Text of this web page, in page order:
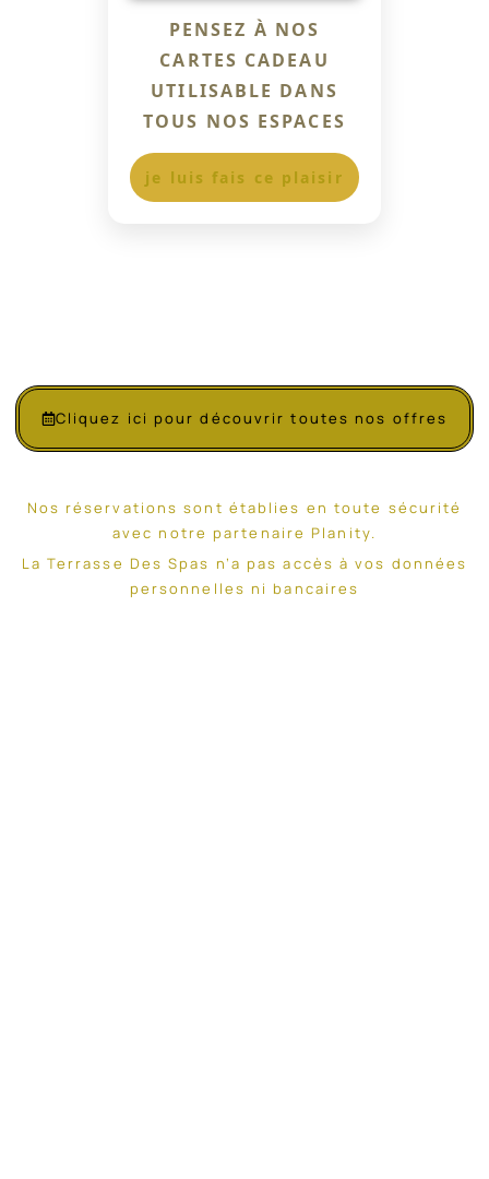
PENSEZ À NOS
CARTES CADEAU
UTILISABLE DANS
TOUS NOS ESPACES
je luis fais ce plaisir
Cliquez ici pour découvrir toutes nos offres
Nos réservations sont établies en toute sécurité
avec notre partenaire Planity.
La Terrasse Des Spas n’a pas accès à vos données
personnelles ni bancaires